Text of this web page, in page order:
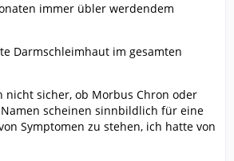
immer übler werdendem
Darmschleimhaut im gesamten
nicht sicher, ob Morbus Chron oder
scheinen sinnbildlich für eine
Symptomen zu stehen, ich hatte von